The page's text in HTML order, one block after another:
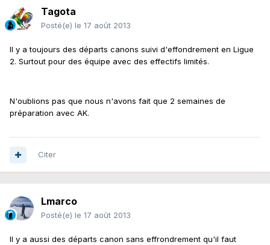
Tagota
Posté(e) le 17 août 2013
Il y a toujours des départs canons suivi d'effondrement en Ligue
2. Surtout pour des équipe avec des effectifs limités.
N'oublions pas que nous n'avons fait que 2 semaines de
préparation avec AK.
Citer
Lmarco
Posté(e) le 17 août 2013
Il y a aussi des départs canon sans effrondrement qu'il faut